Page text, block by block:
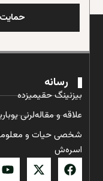
رسانه
بیزنینگ حقیمیزده
علاقه و مقاله‌لرنی
شخصی حیات و
اسره‌ش